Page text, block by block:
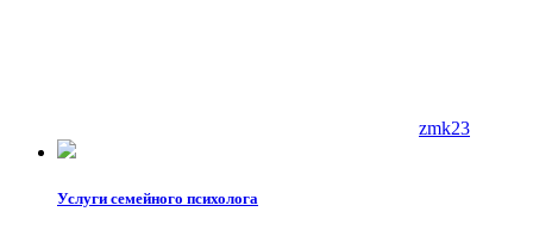
zmk23
Услуги семейного психолога